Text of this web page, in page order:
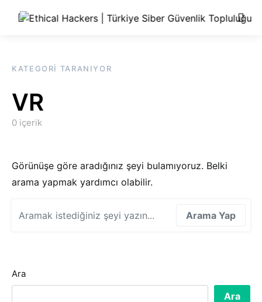
KATEGORI TARANIYOR
VR
0 içerik
Görünüşe göre aradığınız şeyi bulamıyoruz. Belki
arama yapmak yardımcı olabilir.
Arama Yap
Ara
Ara